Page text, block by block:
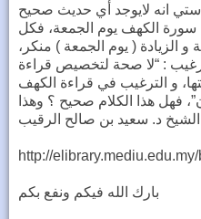
انه لايوجد أي حديث صحيح
الكهف يوم الجمعة، فكل
و الزيادة ( يوم الجمعة ) منكر،
: “لا صحة لتخصيص قراءة
و الترغيب في قراءة الكهف
فهل هذا الكلام صحيح ؟ وهذا
http://
بارك الله فيكم ونفع بكم